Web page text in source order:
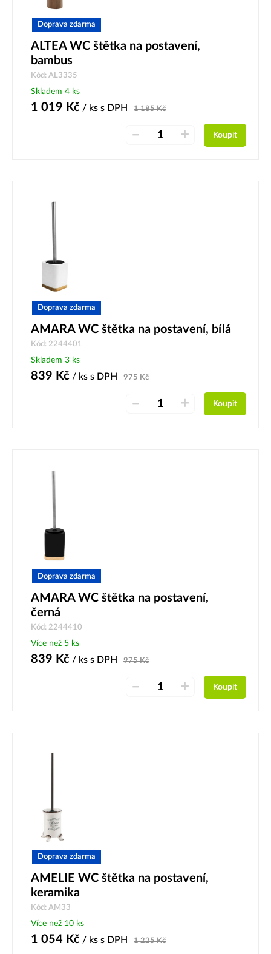
Doprava zdarma
ALTEA WC štětka na postavení,
bambus
Kód: AL3335
Skladem 4 ks
1 019 Kč / ks s DPH 1 185Kč
– + Koupit
Doprava zdarma
AMARA WC štětka na postavení, bílá
Kód: 2244401
Skladem 3 ks
839 Kč / ks s DPH 975Kč
– + Koupit
Doprava zdarma
AMARA WC štětka na postavení,
černá
Kód: 2244410
Více než 5 ks
839 Kč / ks s DPH 975Kč
– + Koupit
Doprava zdarma
AMELIE WC štětka na postavení,
keramika
Kód: AM33
Více než 10 ks
1 054 Kč / ks s DPH 1 225Kč